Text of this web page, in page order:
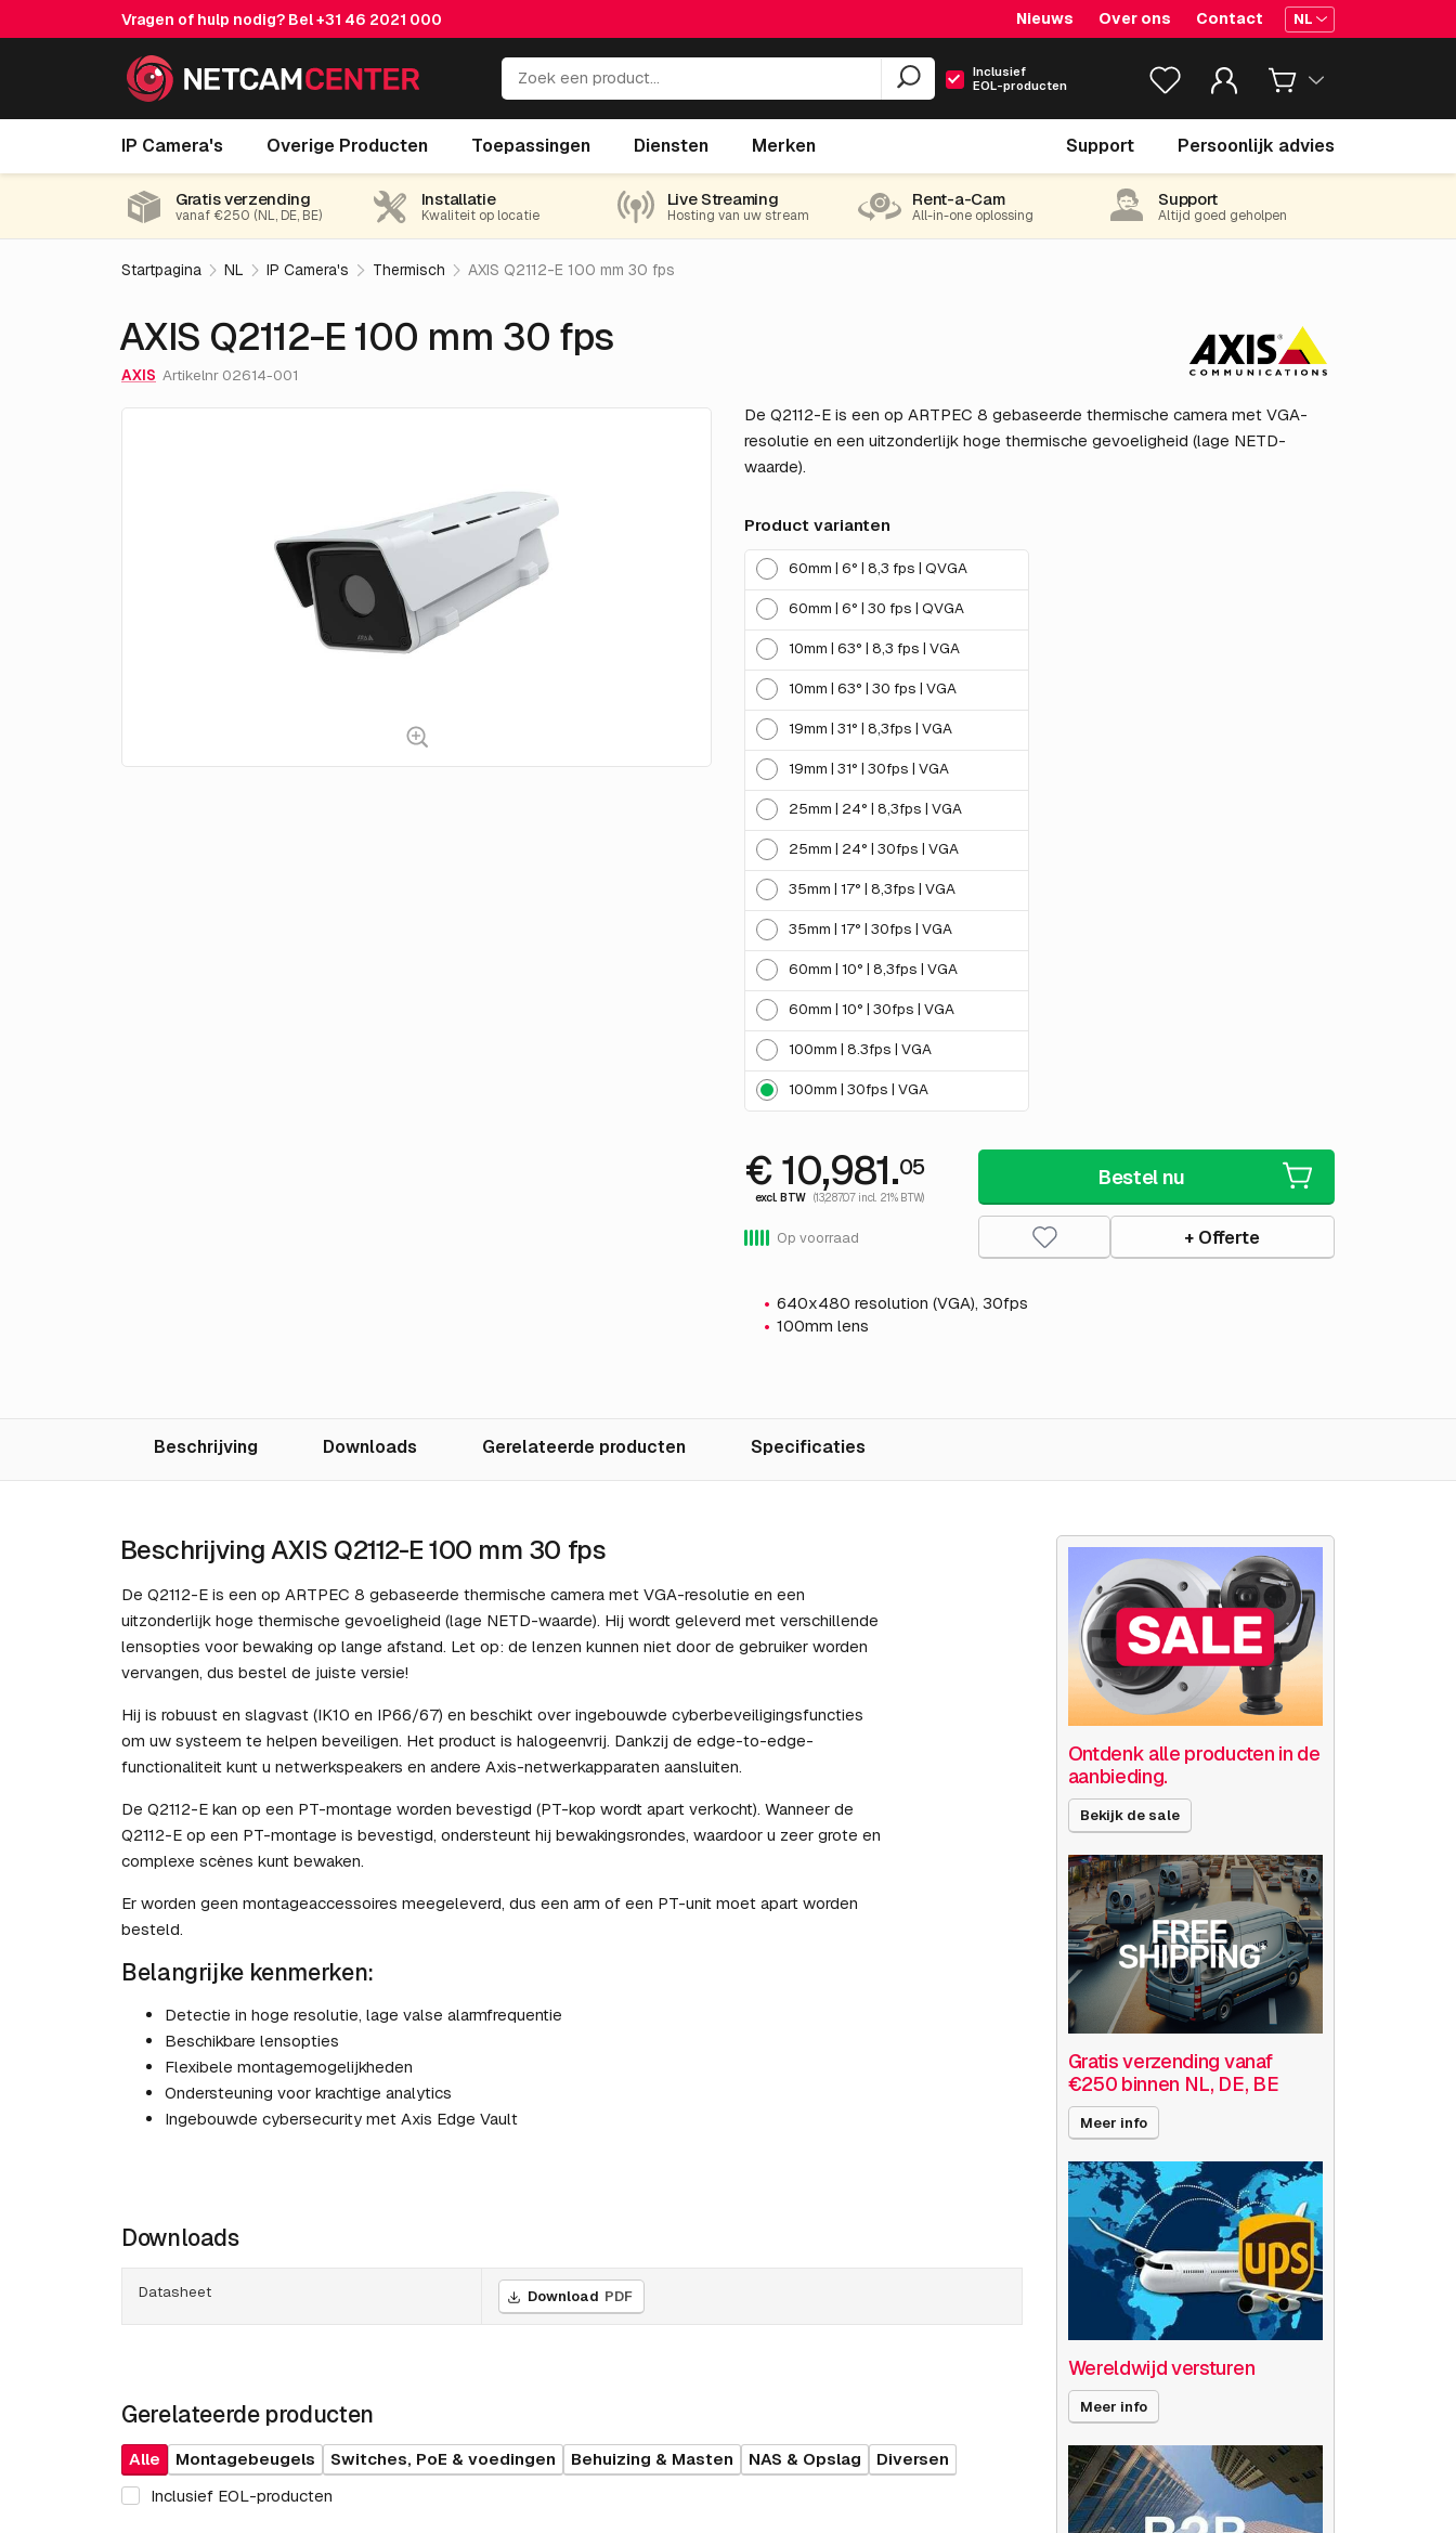
Vragen of hulp nodig? Bel+31 46 2021 000 Nieuws Over ons Contact NL
Inclusief
EOL-producten
IP Camera's Overige Producten Toepassingen Diensten Merken Support Persoonlijk advies
AXIS Q2112-E 100 mm 30 fps € 10,981.05
Gratis verzending
vanaf €250 (NL, DE, BE)
Installatie
Kwaliteit op locatie
Live Streaming
Hosting van uw stream
Rent-a-Cam
All-in-one oplossing
Support
Altijd goed geholpen
Startpagina NL IP Camera's Thermisch AXIS Q2112-E 100 mm 30 fps
AXIS Q2112-E 100 mm 30 fps
AXIS Artikelnr 02614-001
De Q2112-E is een op ARTPEC 8 gebaseerde thermische camera met VGA-
resolutie en een uitzonderlijk hoge thermische gevoeligheid (lage NETD-
waarde).
Product varianten
60mm | 6° | 8,3 fps | QVGA
60mm | 6° | 30 fps | QVGA
10mm | 63° | 8,3 fps | VGA
10mm | 63° | 30 fps | VGA
19mm | 31° | 8,3fps | VGA
19mm | 31° | 30fps | VGA
25mm | 24° | 8,3fps | VGA
25mm | 24° | 30fps | VGA
35mm | 17° | 8,3fps | VGA
35mm | 17° | 30fps | VGA
60mm | 10° | 8,3fps | VGA
60mm | 10° | 30fps | VGA
100mm | 8.3fps | VGA
100mm | 30fps | VGA
€ 10,981.05
excl. BTW (13,287.07 incl. 21% BTW)
Op voorraad
Bestel nu
+ Offerte
640x480 resolution (VGA), 30fps
100mm lens
Beschrijving Downloads Gerelateerde producten Specificaties
Beschrijving AXIS Q2112-E 100 mm 30 fps
De Q2112-E is een op ARTPEC 8 gebaseerde thermische camera met VGA-resolutie en een
uitzonderlijk hoge thermische gevoeligheid (lage NETD-waarde). Hij wordt geleverd met verschillende
lensopties voor bewaking op lange afstand. Let op: de lenzen kunnen niet door de gebruiker worden
vervangen, dus bestel de juiste versie!
Hij is robuust en slagvast (IK10 en IP66/67) en beschikt over ingebouwde cyberbeveiligingsfuncties
om uw systeem te helpen beveiligen. Het product is halogeenvrij. Dankzij de edge-to-edge-
functionaliteit kunt u netwerkspeakers en andere Axis-netwerkapparaten aansluiten.
De Q2112-E kan op een PT-montage worden bevestigd (PT-kop wordt apart verkocht). Wanneer de
Q2112-E op een PT-montage is bevestigd, ondersteunt hij bewakingsrondes, waardoor u zeer grote en
complexe scènes kunt bewaken.
Er worden geen montageaccessoires meegeleverd, dus een arm of een PT-unit moet apart worden
besteld.
Belangrijke kenmerken:
Detectie in hoge resolutie, lage valse alarmfrequentie
Beschikbare lensopties
Flexibele montagemogelijkheden
Ondersteuning voor krachtige analytics
Ingebouwde cybersecurity met Axis Edge Vault
Downloads
Datasheet Download PDF
Gerelateerde producten
Alle Montagebeugels Switches, PoE & voedingen Behuizing & Masten NAS & Opslag
Diversen
Inclusief EOL-producten
Ontdenk alle producten in de
aanbieding.
Bekijk de sale
Gratis verzending vanaf
€250 binnen NL, DE, BE
Meer info
Wereldwijd versturen
Meer info